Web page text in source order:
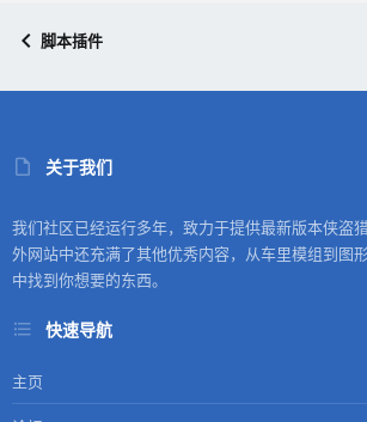
脚本插件
关于我们
我们社区已经运行多年，致力于提供最新版本侠盗
外网站中还充满了其他优秀内容，从车里模组到图
中找到你想要的东西。
快速导航
主页